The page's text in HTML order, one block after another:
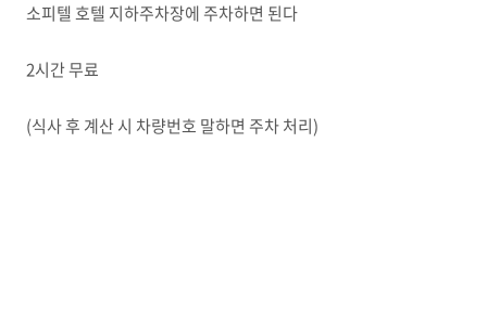
소피텔 호텔 지하주차장에 주차하면 된다
2시간 무료
(식사 후 계산 시 차량번호 말하면 주차 처리)